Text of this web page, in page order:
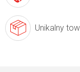
Unikalny